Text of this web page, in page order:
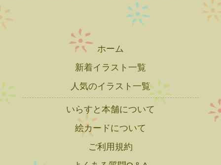
ホーム
新着イラスト一覧
人気のイラスト一覧
いらすと本舗について
絵カードについて
ご利用規約